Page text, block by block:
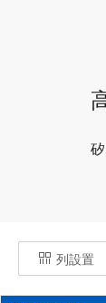
列設置